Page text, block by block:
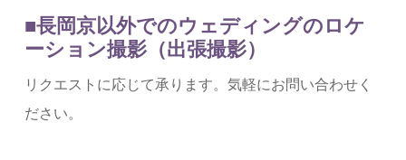
■長岡京以外でのウェディングのロケ
ーション撮影（出張撮影）
リクエストに応じて承ります。気軽にお問い合わせく
ださい。